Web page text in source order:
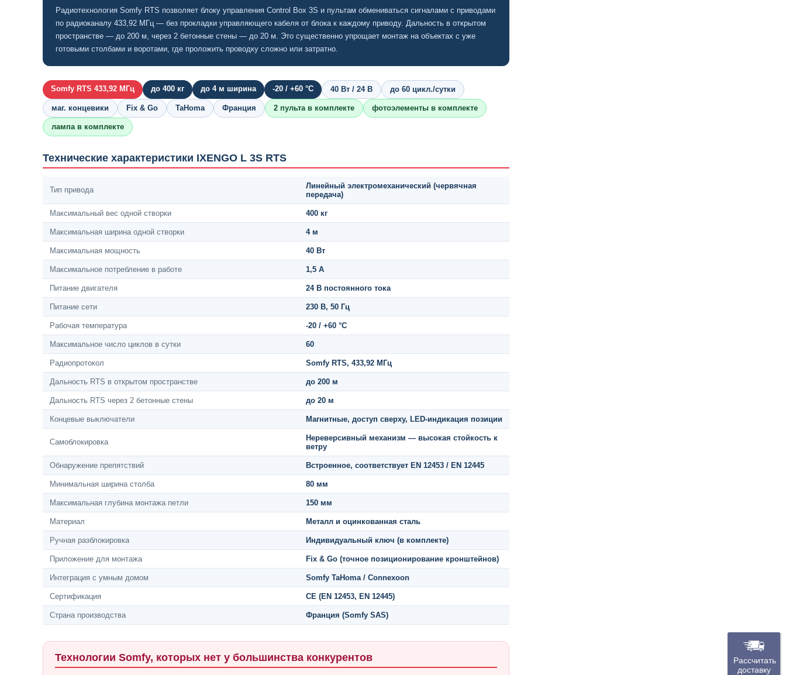
Радиотехнология Somfy RTS позволяет блоку управления Control Box 3S и пультам обмениваться сигналами с приводами
по радиоканалу 433,92 МГц — без прокладки управляющего кабеля от блока к каждому приводу. Дальность в открытом
пространстве — до 200 м, через 2 бетонные стены — до 20 м. Это существенно упрощает монтаж на объектах с уже
готовыми столбами и воротами, где проложить проводку сложно или затратно.
Somfy RTS 433,92 МГц до 400 кг до 4 м ширина -20 / +60 °C 40 Вт / 24 В до 60 цикл./сутки
маг. концевики Fix & Go TaHoma Франция 2 пульта в комплекте фотоэлементы в комплекте
лампа в комплекте
Технические характеристики IXENGO L 3S RTS
Тип привода
Линейный электромеханический (червячная
передача)
Максимальный вес одной створки 400 кг
Максимальная ширина одной створки 4 м
Максимальная мощность 40 Вт
Максимальное потребление в работе 1,5 А
Питание двигателя 24 В постоянного тока
Питание сети 230 В, 50 Гц
Рабочая температура -20 / +60 °C
Максимальное число циклов в сутки 60
Радиопротокол Somfy RTS, 433,92 МГц
Дальность RTS в открытом пространстве до 200 м
Дальность RTS через 2 бетонные стены до 20 м
Концевые выключатели Магнитные, доступ сверху, LED-индикация позиции
Самоблокировка
Нереверсивный механизм — высокая стойкость к
ветру
Обнаружение препятствий Встроенное, соответствует EN 12453 / EN 12445
Минимальная ширина столба 80 мм
Максимальная глубина монтажа петли 150 мм
Материал Металл и оцинкованная сталь
Ручная разблокировка Индивидуальный ключ (в комплекте)
Приложение для монтажа Fix & Go (точное позиционирование кронштейнов)
Интеграция с умным домом Somfy TaHoma / Connexoon
Сертификация CE (EN 12453, EN 12445)
Страна производства Франция (Somfy SAS)
Технологии Somfy, которых нет у большинства конкурентов
Рассчитать
доставку